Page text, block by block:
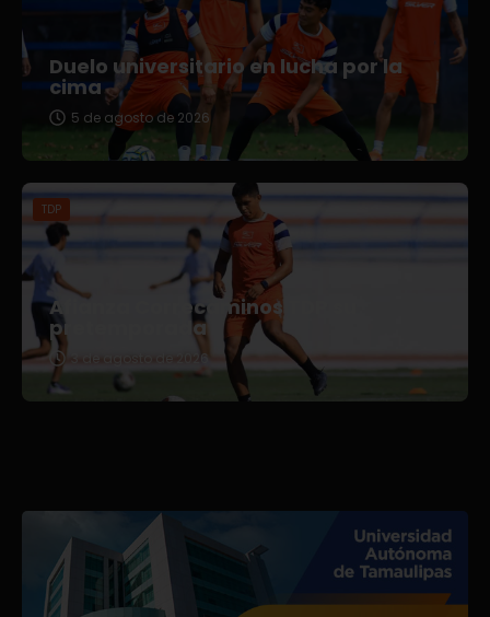
Duelo universitario en lucha por la
cima
5 de agosto de 2026
TDP
Afianza Correcaminos TDP su
pretemporada
3 de agosto de 2026